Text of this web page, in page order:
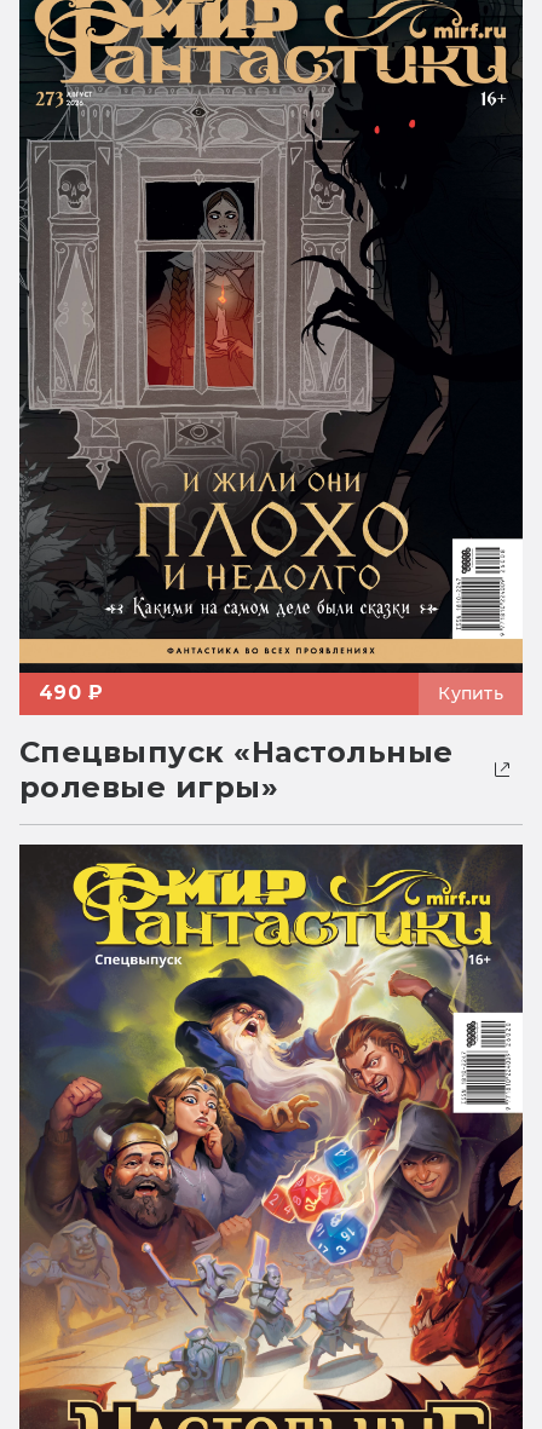
490 ₽ Купить
Спецвыпуск «Настольные
ролевые игры»